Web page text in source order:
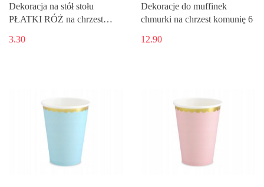
Dekoracja na stół stołu
PŁATKI RÓŻ na chrzest
3.30
Dekoracje do muffinek
chmurki na chrzest komunię 6
12.90